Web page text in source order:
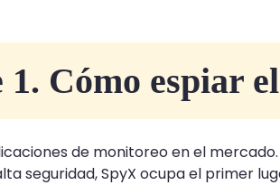
1. Cómo espiar
de monitoreo en el
seguridad, SpyX ocupa el primer